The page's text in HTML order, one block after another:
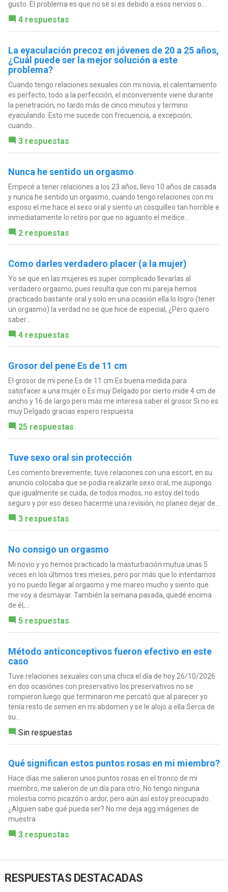
gusto. El problema es que no se si es debido a esos nervios o...
4 respuestas
La eyaculación precoz en jóvenes de 20 a 25 años,
¿Cuál puede ser la mejor solución a este
problema?
Cuando tengo relaciones sexuales con mi novia, el calentamiento
es perfecto, todo a la perfección, el inconveniente viene durante
la penetración, no tardo más de cinco minutos y termino
eyaculando. Esto me sucede con frecuencia, a excepción,
cuando...
3 respuestas
Nunca he sentido un orgasmo
Empecé a tener relaciones a los 23 años, llevo 10 años de casada
y nunca he sentido un orgasmo, cuando tengo relaciones con mi
esposo el me hace el sexo oral y siento un cosquilleo tan horrible e
inmediatamente lo retiro por que no aguanto el medice...
2 respuestas
Como darles verdadero placer (a la mujer)
Yo se que en las mujeres es super complicado llevarlas al
verdadero orgasmo, pues resulta que con mi pareja hemos
practicado bastante oral y solo en una ocasión ella lo logro (tener
un orgasmo) la verdad no se que hice de especial, ¿Pero quiero
saber...
4 respuestas
Grosor del pene Es de 11 cm
El grosor de mi pene Es de 11 cm Es buena medida para
satisfacer a una mujer o Es muy Delgado por cierto mide 4 cm de
ancho y 16 de largo pero más me interesa saber el grosor Si no es
muy Delgado gracias espero respuesta
25 respuestas
Tuve sexo oral sin protección
Les comento brevemente, tuve relaciones con una escort, en su
anuncio colocaba que se podía realizarle sexo oral, me supongo
que igualmente se cuida, de todos modos, no estoy del todo
seguro y por eso deseo hacerme una revisión, no planeo dejar de...
3 respuestas
No consigo un orgasmo
Mi novio y yo hemos practicado la masturbación mutua unas 5
veces en los últimos tres meses, pero por más que lo intentamos
yo no puedo llegar al orgasmo y me mareo mucho y siento que
me voy a desmayar. También la semana pasada, quedé encima
de él,...
5 respuestas
Método anticonceptivos fueron efectivo en este
caso
Tuve relaciones sexuales con una chica el día de hoy 26/10/2026
en dos ocasiónes con preservativo los preservativos no se
rompieron luego que terminaron me percató que al parecer yo
tenía resto de semen en mi abdomen y se le alojo a ella Serca de
su...
Sin respuestas
Qué significan estos puntos rosas en mi miembro?
Hace días me salieron unos puntos rosas en el tronco de mi
miembro, me salieron de un día para otro. No tengo ninguna
molestia como picazón o ardor, pero aún así estoy preocupado.
¿Alguien sabe qué pueda ser? No me deja agg imágenes de
muestra
3 respuestas
RESPUESTAS DESTACADAS